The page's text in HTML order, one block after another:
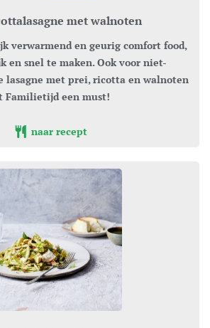
met walnoten
en snel te maken. Ook voor niet-
lasagne met prei, ricotta en walnoten
Familietijd een must!
naar recept